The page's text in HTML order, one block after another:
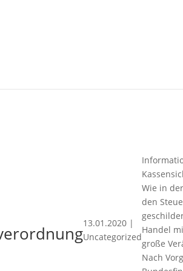
13.01.2020 |
Uncategorized
Wie in
den
Handel
große
Nach